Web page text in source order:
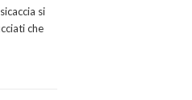
si
che